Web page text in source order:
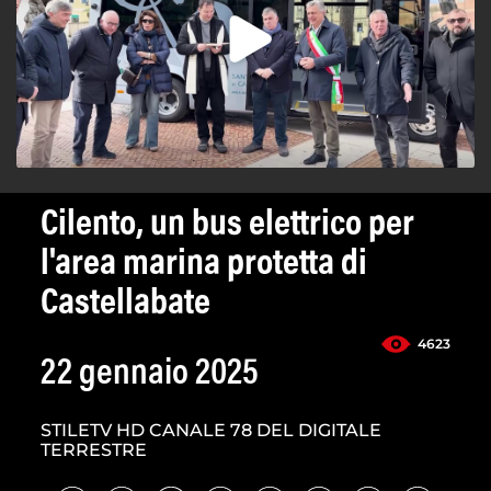
Cilento, un bus elettrico per
l'area marina protetta di
Castellabate
4623
22 gennaio 2025
STILETV HD CANALE 78 DEL DIGITALE
TERRESTRE